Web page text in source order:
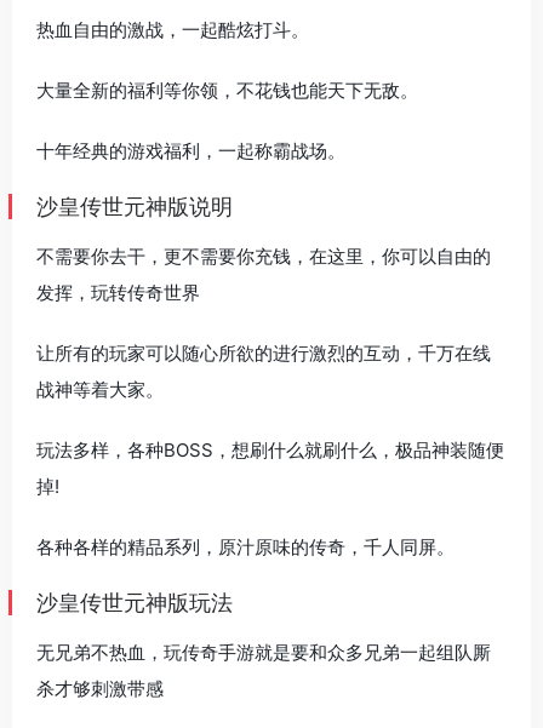
热血自由的激战，一起酷炫打斗。
大量全新的福利等你领，不花钱也能天下无敌。
十年经典的游戏福利，一起称霸战场。
沙皇传世元神版说明
不需要你去干，更不需要你充钱，在这里，你可以自由的
发挥，玩转传奇世界
让所有的玩家可以随心所欲的进行激烈的互动，千万在线
战神等着大家。
玩法多样，各种BOSS，想刷什么就刷什么，极品神装随便
掉!
各种各样的精品系列，原汁原味的传奇，千人同屏。
沙皇传世元神版玩法
无兄弟不热血，玩传奇手游就是要和众多兄弟一起组队厮
杀才够刺激带感